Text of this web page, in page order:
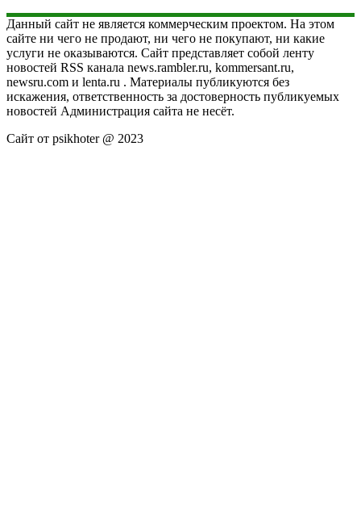
Данный сайт не является коммерческим проектом. На этом
сайте ни чего не продают, ни чего не покупают, ни какие
услуги не оказываются. Сайт представляет собой ленту
новостей RSS канала news.rambler.ru, kommersant.ru,
newsru.com и lenta.ru . Материалы публикуются без
искажения, ответственность за достоверность публикуемых
новостей Администрация сайта не несёт.
Сайт от psikhoter @ 2023